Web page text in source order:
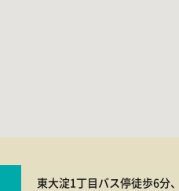
東大淀1丁目バス停徒歩6分